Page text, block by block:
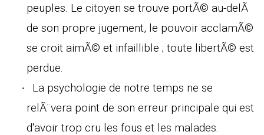
peuples. Le citoyen se trouve portÃ© au-delÃ
de son propre jugement, le pouvoir acclamÃ©
se croit aimÃ© et infaillible ; toute libertÃ© est
perdue.
La psychologie de notre temps ne se
relÃ¨vera point de son erreur principale qui est
d'avoir trop cru les fous et les malades.